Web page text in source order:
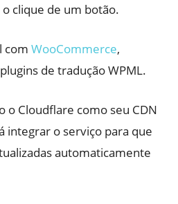
o clique de um botão.
com WooCommerce,
de tradução WPML.
o Cloudflare como seu CDN
integrar o serviço para que
automaticamente